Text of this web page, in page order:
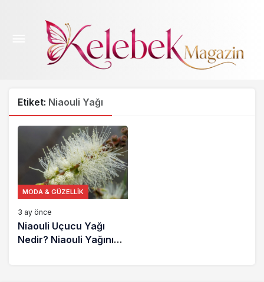
Etiket: Niaouli Yağı
MODA & GÜZELLIK
3 ay önce
Niaouli Uçucu Yağı
Nedir? Niaouli Yağının